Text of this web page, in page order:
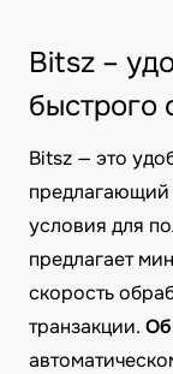
Bitsz –
быстрого
Bitsz — это
условия для
предлагает
скорость
транзакции.